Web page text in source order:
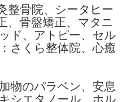
物のパラベン、安息
シエタノール、ホル